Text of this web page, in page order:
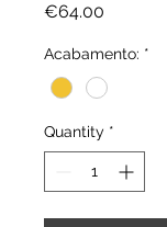
€64.00
Acabamento: *
Quantity *